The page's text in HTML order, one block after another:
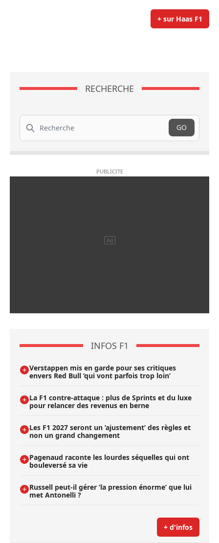
+ sur Haas F1
RECHERCHE
Recherche
GO
INFOS F1
Verstappen mis en garde pour ses critiques
envers Red Bull ’qui vont parfois trop loin’
La F1 contre-attaque : plus de Sprints et du luxe
pour relancer des revenus en berne
Les F1 2027 seront un ’ajustement’ des règles et
non un grand changement
Pagenaud raconte les lourdes séquelles qui ont
bouleversé sa vie
Russell peut-il gérer ’la pression énorme’ que lui
met Antonelli ?
+ d'infos